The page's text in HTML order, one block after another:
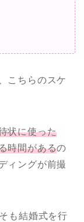
こちらのスケ
状に使った
時間があるの
ィングが前撮
も結婚式を行